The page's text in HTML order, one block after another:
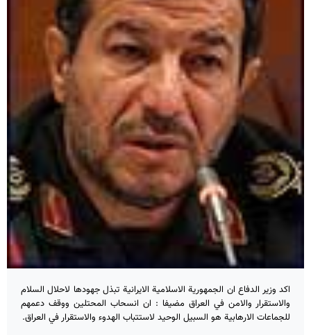
اكد وزير الدفاع ان الجمهورية الاسلامية الايرانية تبذل جهودها لاحلال السلام
والاستقرار والامن في العراق مضيفا : ان انسحاب المحتلين ووقف دعمهم
للجماعات الارهابية هو السبيل الوحيد لاستتباب الهدوء والاستقرار في العراق.